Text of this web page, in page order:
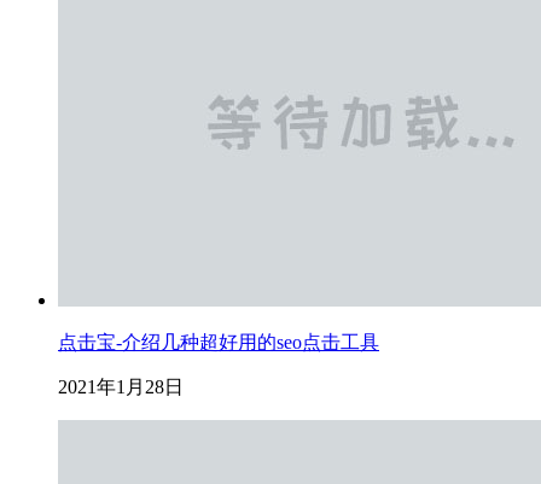
点击宝-介绍几种超好用的seo点击工具
2021年1月28日